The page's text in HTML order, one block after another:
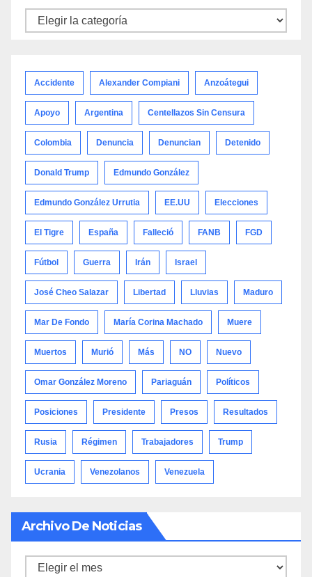
Noticias
Accidente Alexander Compiani Anzoátegui
Apoyo Argentina Centellazos Sin Censura
Colombia Denuncia Denuncian Detenido
Donald Trump Edmundo González
Edmundo González Urrutia EE.UU Elecciones
El Tigre España Falleció FANB FGD
Fútbol Guerra Irán Israel
José Cheo Salazar Libertad Lluvias Maduro
Mar De Fondo María Corina Machado Muere
Muertos Murió Más NO Nuevo
Omar González Moreno Pariaguán Políticos
Posiciones Presidente Presos Resultados
Rusia Régimen Trabajadores Trump
Ucrania Venezolanos Venezuela
Archivo De Noticias
Archivo